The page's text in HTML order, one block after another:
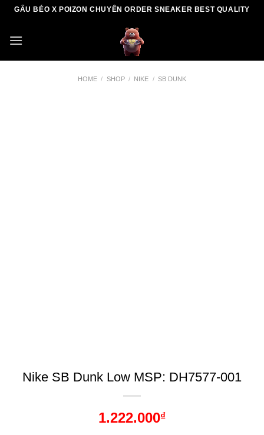
Skip
content
GẤU BÉO X POIZON CHUYÊN ORDER SNEAKER BEST QUALITY
HOME / SHOP / NIKE / SB DUNK
Nike SB Dunk Low MSP: DH7577-001
1.222.000₫